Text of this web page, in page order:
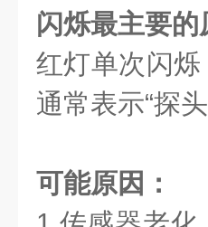
闪烁最主要的
红灯单次闪
通常表示“探
可能原因：